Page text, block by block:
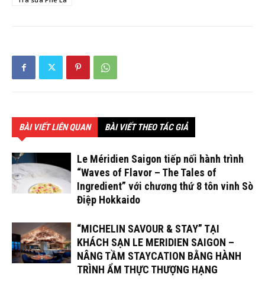
BÀI VIẾT LIÊN QUAN BÀI VIẾT THEO TÁC GIẢ
Le Méridien Saigon tiếp nối hành trình
“Waves of Flavor – The Tales of
Ingredient” với chương thứ 8 tôn vinh Sò
Điệp Hokkaido
“MICHELIN SAVOUR & STAY” TẠI
KHÁCH SẠN LE MERIDIEN SAIGON –
NÂNG TẦM STAYCATION BẰNG HÀNH
TRÌNH ẨM THỰC THƯỢNG HẠNG